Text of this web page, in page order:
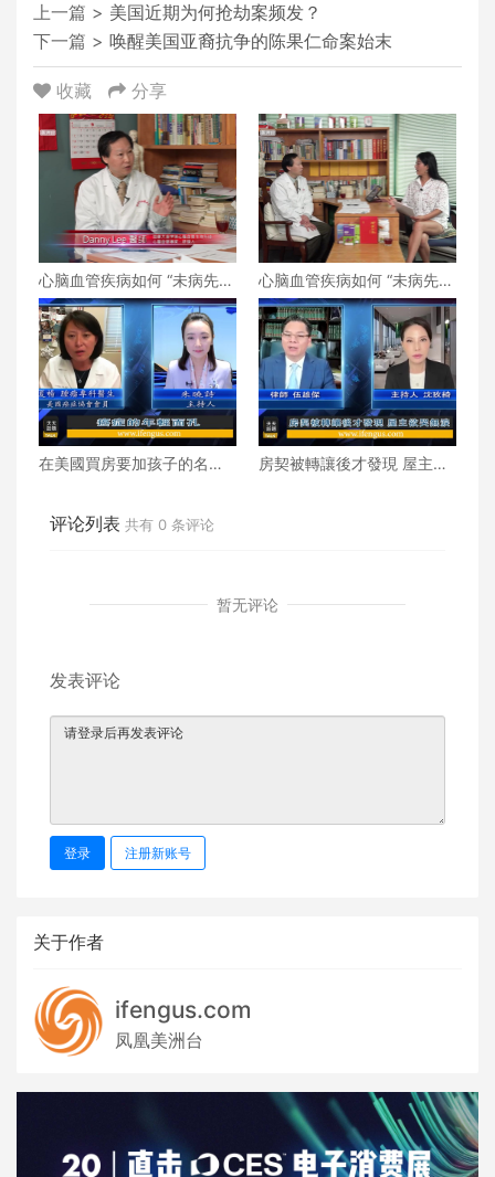
上一篇 > 美国近期为何抢劫案频发？
下一篇 > 唤醒美国亚裔抗争的陈果仁命案始末
收藏 分享
心脑血管疾病如何 “未病先
防、既病防变” ？下
心脑血管疾病如何 “未病先
防、既病防变” ？上
在美國買房要加孩子的名字
房契被轉讓後才發現 屋主欲
评论列表 共有 0 条评论
暂无评论
发表评论
登录 注册新账号
关于作者
ifengus.com
凤凰美洲台